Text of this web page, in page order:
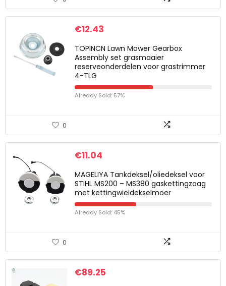
€12.43
TOPINCN Lawn Mower Gearbox
Assembly set grasmaaier
reserveonderdelen voor grastrimmer
4-TLG
Already Sold: 57%
0
€11.04
MAGELIYA Tankdeksel/oliedeksel voor
STIHL MS200 – MS380 gaskettingzaag
met kettingwieldekselmoer
Already Sold: 45%
0
€89.25